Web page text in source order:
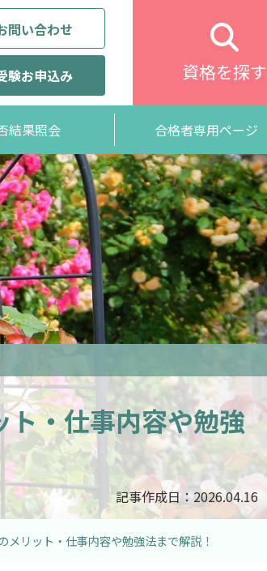
問い合わせ
験お申込み 資格を探す
結果照会 合格者専用ページ
・仕事内容や勉強
記事作成日：2026.04.16
リット・仕事内容や勉強法まで解説！